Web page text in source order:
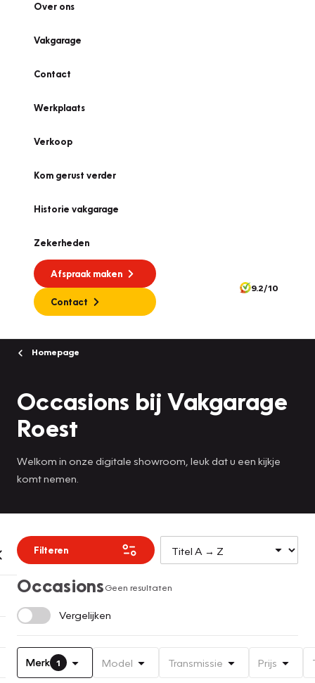
Over ons
Vakgarage
Contact
Werkplaats
Verkoop
Kom gerust verder
Historie vakgarage
Zekerheden
Afspraak maken
Contact
9.2/10
Homepage
Occasions bij Vakgarage
Roest
Welkom in onze digitale showroom, leuk dat u een kijkje
komt nemen.
Filteren
OccasionsGeen resultaten
Vergelijken
Merk 1 Model Transmissie Prijs